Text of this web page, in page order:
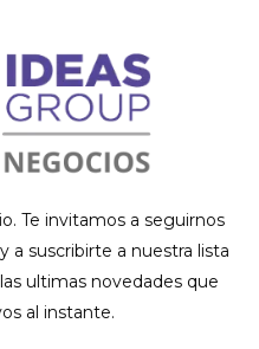
Te invitamos a seguirnos
a suscribirte a nuestra lista
ultimas novedades que
al instante.